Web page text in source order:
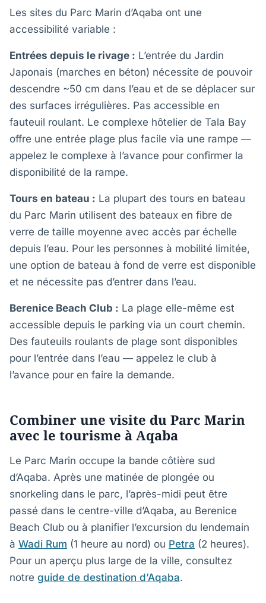
Les sites du Parc Marin d’Aqaba ont une
accessibilité variable :
Entrées depuis le rivage : L’entrée du Jardin
Japonais (marches en béton) nécessite de pouvoir
descendre ~50 cm dans l’eau et de se déplacer sur
des surfaces irrégulières. Pas accessible en
fauteuil roulant. Le complexe hôtelier de Tala Bay
offre une entrée plage plus facile via une rampe —
appelez le complexe à l’avance pour confirmer la
disponibilité de la rampe.
Tours en bateau : La plupart des tours en bateau
du Parc Marin utilisent des bateaux en fibre de
verre de taille moyenne avec accès par échelle
depuis l’eau. Pour les personnes à mobilité limitée,
une option de bateau à fond de verre est disponible
et ne nécessite pas d’entrer dans l’eau.
Berenice Beach Club : La plage elle-même est
accessible depuis le parking via un court chemin.
Des fauteuils roulants de plage sont disponibles
pour l’entrée dans l’eau — appelez le club à
l’avance pour en faire la demande.
Combiner une visite du Parc Marin
avec le tourisme à Aqaba
Le Parc Marin occupe la bande côtière sud
d’Aqaba. Après une matinée de plongée ou
snorkeling dans le parc, l’après-midi peut être
passé dans le centre-ville d’Aqaba, au Berenice
Beach Club ou à planifier l’excursion du lendemain
à Wadi Rum (1 heure au nord) ou Petra (2 heures).
Pour un aperçu plus large de la ville, consultez
notre guide de destination d’Aqaba.